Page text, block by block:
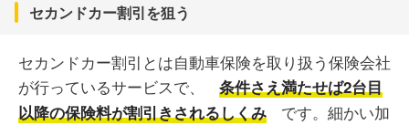
セカンドカー割引を狙う
セカンドカー割引とは自動車保険を取り扱う保険会社
が行っているサービスで、
条件さえ満たせば2台目
以降の保険料が割引きされるしくみ
です。細かい加